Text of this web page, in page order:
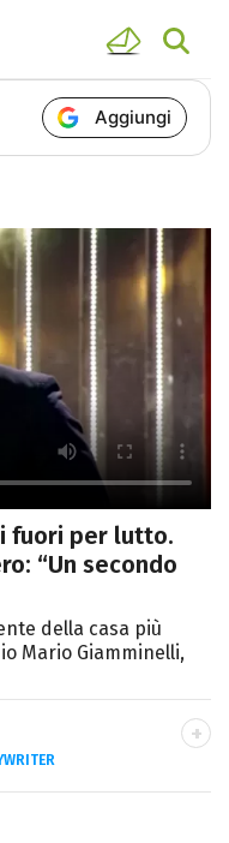
Aggiungi
fuori per lutto.
“Un secondo
della casa più
Mario Giamminelli,
per le serie TV.